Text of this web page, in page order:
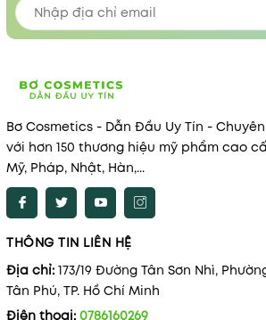
Bơ Cosmetics - Dẫn Đầu Uy Tín -
với hơn 150 thương hiệu mỹ phẩm cao
Mỹ, Pháp, Nhật, Hàn,...
THÔNG TIN LIÊN HỆ
Địa chỉ: 173/19 Đường Tân Sơn Nhì,
Tân Phú, TP. Hồ Chí Minh
Điện thoại: 0786160269